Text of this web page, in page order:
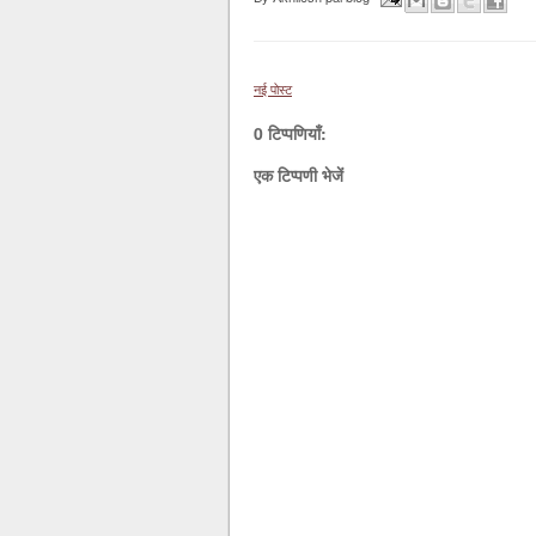
नई पोस्ट
0 टिप्पणियाँ:
एक टिप्पणी भेजें